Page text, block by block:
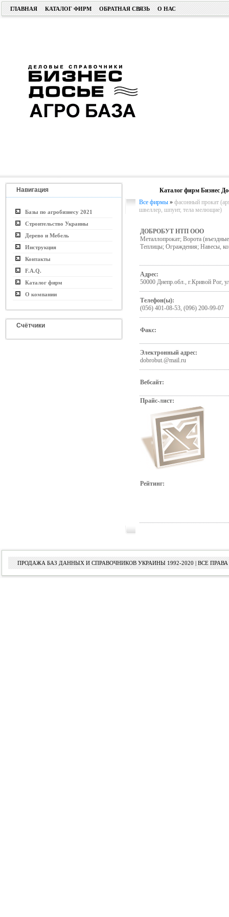
ГЛАВНАЯ КАТАЛОГ ФИРМ ОБРАТНАЯ СВЯЗЬ О НАС
Навигация
Базы по агробизнесу 2021
Строительство Украины
Дерево и Мебель
Инструкция
Контакты
F.A.Q.
Каталог фирм
О компании
Счётчики
Каталог фирм Бизнес
Все фирмы » фасонный прокат
швеллер, шпунт, тела мелющие)
ДОБРОБУТ НТП ООО
Металлопрокат; Ворота
Теплицы; Ограждения; Навесы,
Адрес:
50000 Днепр.обл., г.Кривой Рог,
Телефон(ы):
(056) 401-08-53, (096) 200-99-07
Факс:
Электронный адрес:
dobrobut.@mail.ru
Вебсайт:
Прайс-лист:
Рейтинг:
ПРОДАЖА БАЗ ДАННЫХ И СПРАВОЧНИКОВ УКРАИНЫ 1992-2020 | ВСЕ